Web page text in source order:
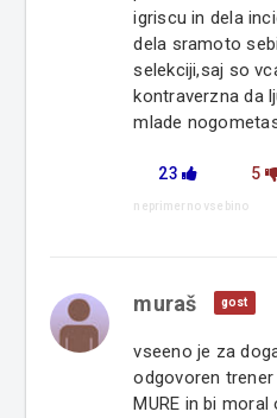
igriscu in dela
dela sramoto
selekciji,saj so
kontraverzna da
mlade
23 5
neprimerno vsebino
muraš gost
vseeno je za
odgovoren
MURE in bi